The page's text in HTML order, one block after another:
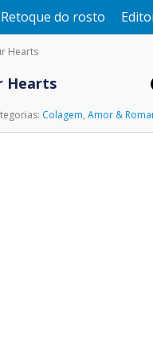
Retoque do rosto
Hearts
Hearts
Colagem, Amor &